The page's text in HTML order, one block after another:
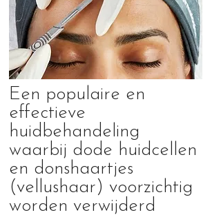
Een populaire en
effectieve
huidbehandeling
waarbij dode huidcellen
en donshaartjes
(vellushaar) voorzichtig
worden verwijderd